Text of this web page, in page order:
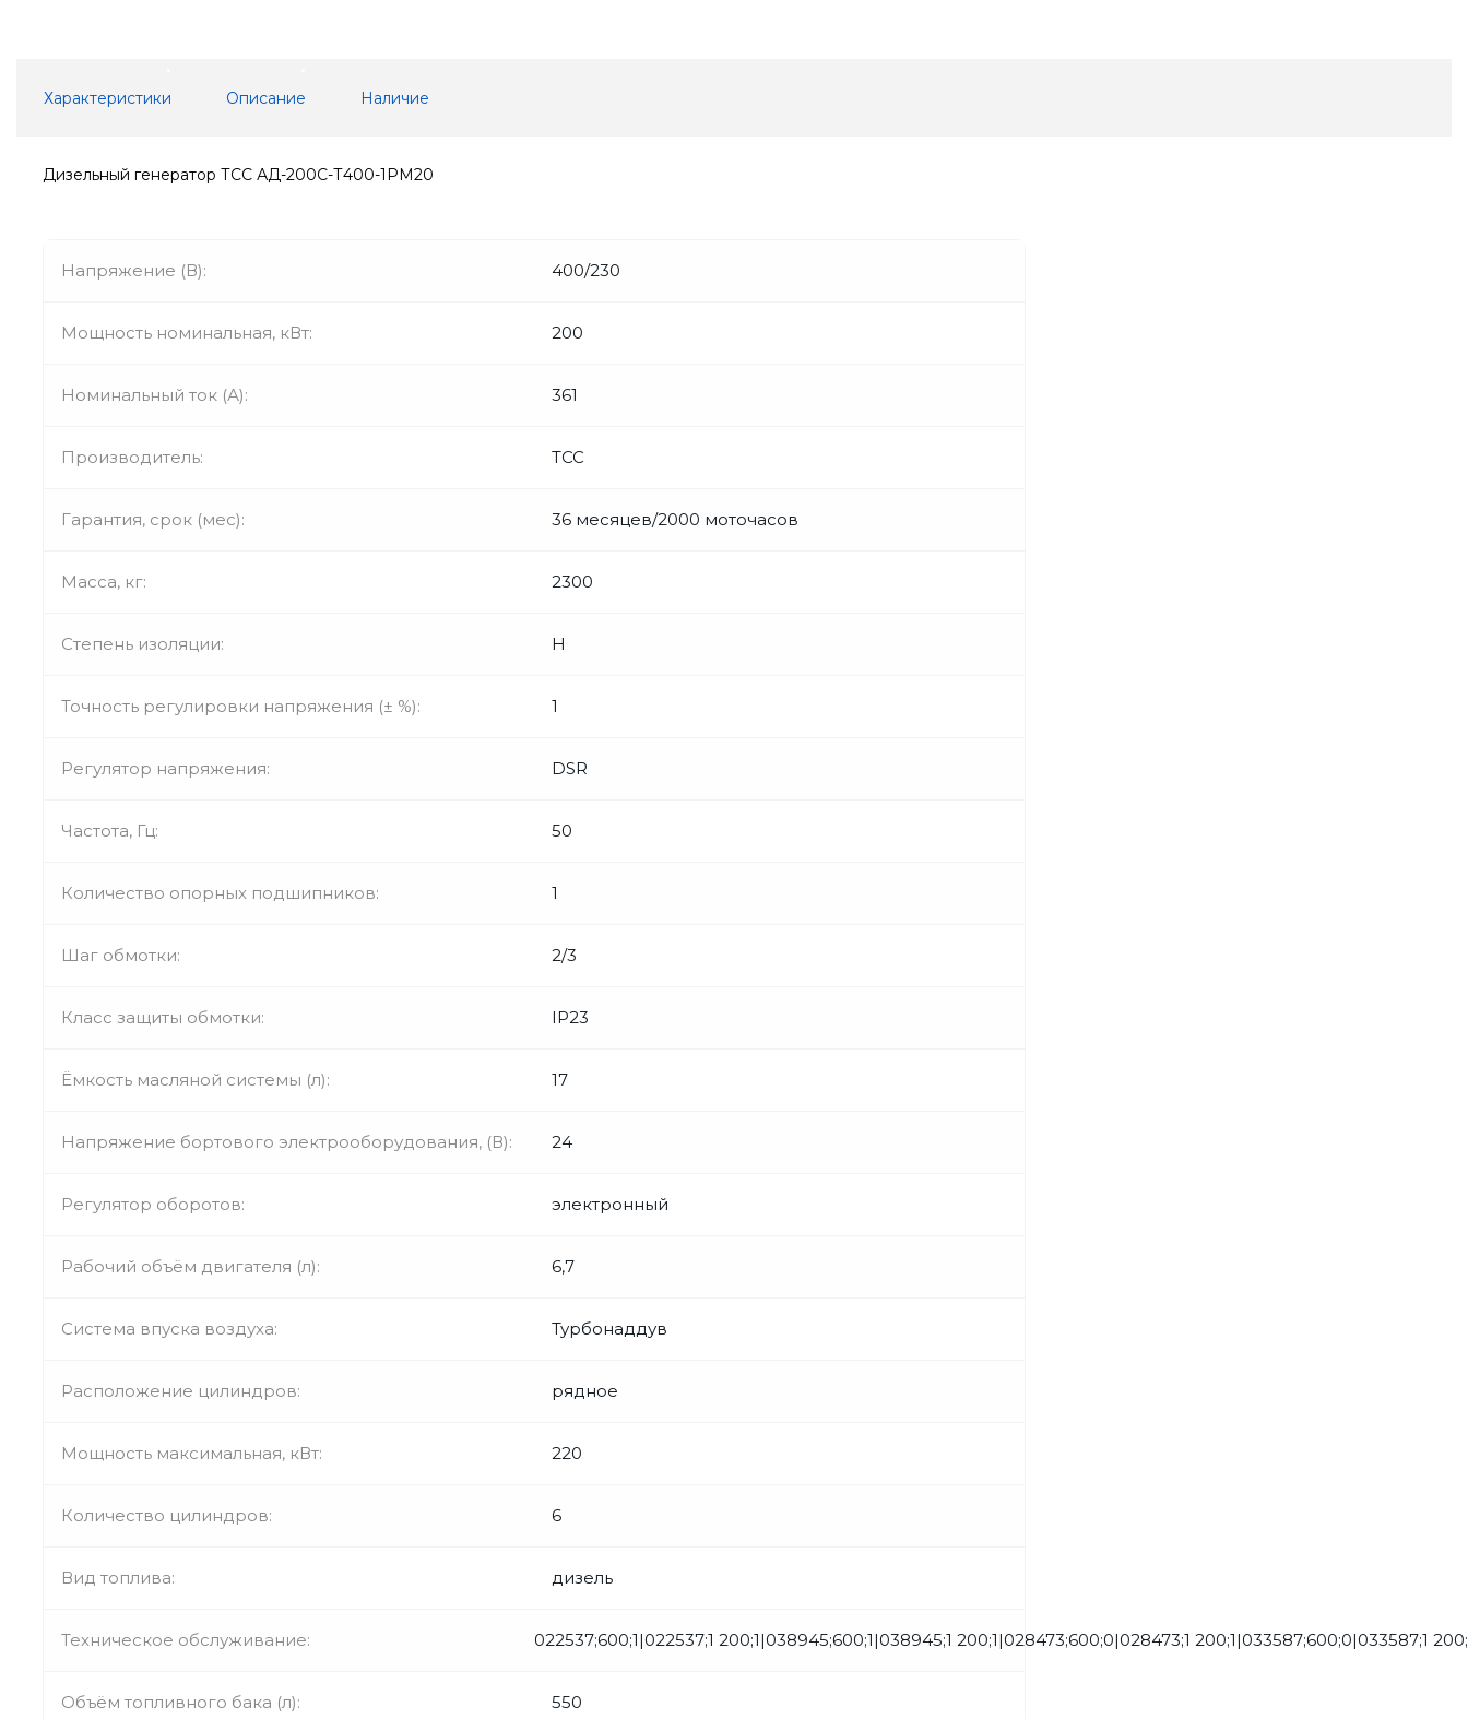
Характеристики Описание Наличие
Дизельный генератор ТСС АД-200С-Т400-1РМ20
Напряжение (В): 400/230
Мощность номинальная, кВт: 200
Номинальный ток (А): 361
Производитель: ТСС
Гарантия, срок (мес): 36 месяцев/2000 моточасов
Масса, кг: 2300
Степень изоляции: H
Точность регулировки напряжения (± %): 1
Регулятор напряжения: DSR
Частота, Гц: 50
Количество опорных подшипников: 1
Шаг обмотки: 2/3
Класс защиты обмотки: IP23
Ёмкость масляной системы (л): 17
Напряжение бортового электрооборудования, (В): 24
Регулятор оборотов: электронный
Рабочий объём двигателя (л): 6,7
Система впуска воздуха: Турбонаддув
Расположение цилиндров: рядное
Мощность максимальная, кВт: 220
Количество цилиндров: 6
Вид топлива: дизель
Техническое обслуживание: 022537;600;1|022537;1 200;1|038945;600;1|038945;1 200;1|028473;600;0|028473;1 200;1|033587;600;0|033587;1
Объём топливного бака (л): 550